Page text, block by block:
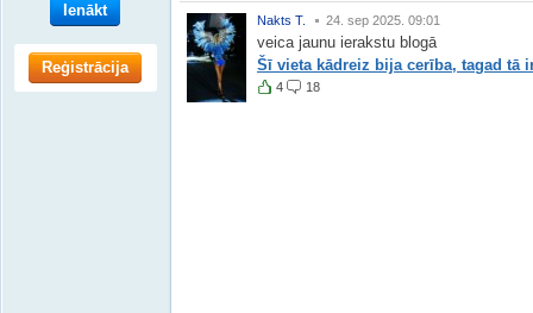
Nakts T. 24. sep 2025. 09:01
veica jaunu ierakstu blogā
Šī vieta kādreiz bija cerība, tagad tā
4 18
Ienākt
Reģistrācija